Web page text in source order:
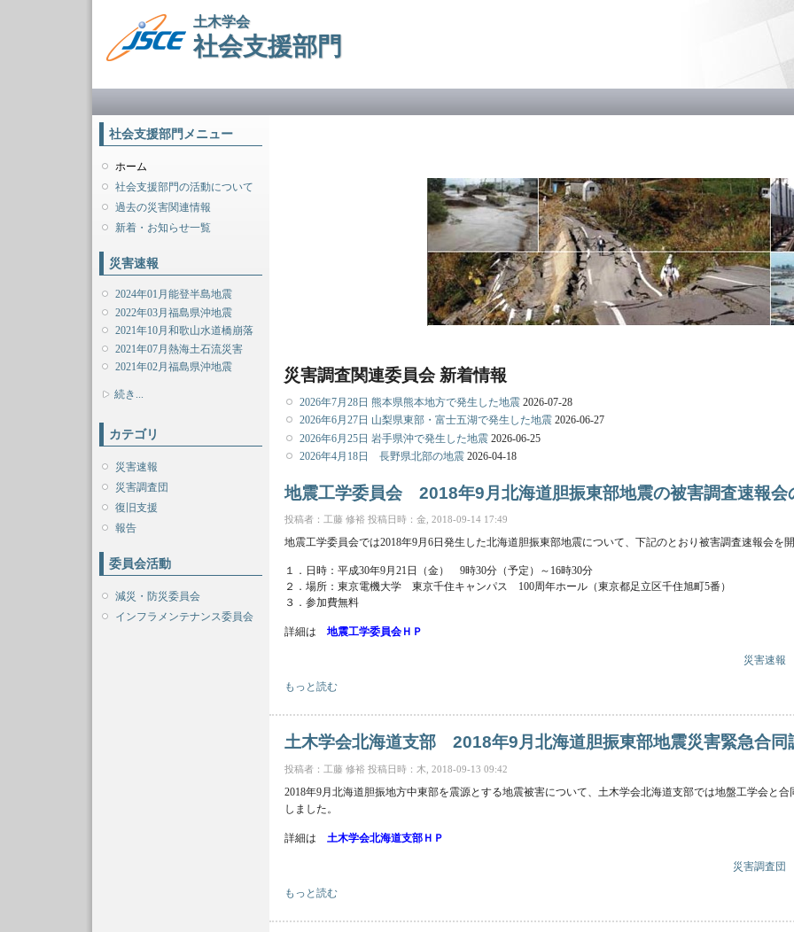
動
土木学会
社会支援部門
社会支援部門メニュー
ホーム
社会支援部門の活動について
過去の災害関連情報
新着・お知らせ一覧
災害速報
2024年01月能登半島地震
2022年03月福島県沖地震
2021年10月和歌山水道橋崩落
2021年07月熱海土石流災害
2021年02月福島県沖地震
表示
続き...
カテゴリ
災害速報
災害調査団
復旧支援
報告
委員会活動
減災・防災委員会
インフラメンテナンス委員会
災害調査関連委員会 新着情報
2026年7月28日 熊本県熊本地方で発生した地震 2026-07-28
2026年6月27日 山梨県東部・富士五湖で発生した地震 2026-06-27
2026年6月25日 岩手県沖で発生した地震 2026-06-25
2026年4月18日 長野県北部の地震 2026-04-18
地震工学委員会 2018年9月北海道胆振東部地震の被害調査速報会
投稿者： 工藤 修裕 投稿日時：金, 2018-09-14 17:49
地震工学委員会では2018年9月6日発生した北海道胆振東部地震について、下記のとおり被害調査速報会を
１．日時：平成30年9月21日（金） 9時30分（予定）～16時30分
２．場所：東京電機大学 東京千住キャンパス 100周年ホール（東京都足立区千住旭町5番）
３．参加費無料
詳細は 地震工学委員会ＨＰ
災害速報
地震工学委員会 2018年9月北海道胆振東部地震の被害調査速報会の開催について について
もっと読む
土木学会北海道支部 2018年9月北海道胆振東部地震災害緊急合同
投稿者： 工藤 修裕 投稿日時：木, 2018-09-13 09:42
2018年9月北海道胆振地方中東部を震源とする地震被害について、土木学会北海道支部では地盤工学会と合
しました。
詳細は 土木学会北海道支部ＨＰ
災害調査団
土木学会北海道支部 2018年9月北海道胆振東部地震災害緊急合同調査団の結成について について
もっと読む